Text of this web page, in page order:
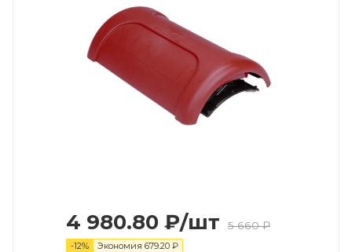
4 980.80 ₽/шт 5 660₽
-12% Экономия 679.20 ₽